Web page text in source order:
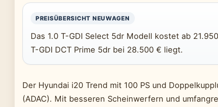
PREISÜBERSICHT NEUWAGEN
Das 1.0 T-GDI Select 5dr Modell kostet ab
T-GDI DCT Prime 5dr bei 28.500 € liegt.
Der Hyundai i20 Trend mit 100 PS und
(ADAC). Mit besseren Scheinwerfern und